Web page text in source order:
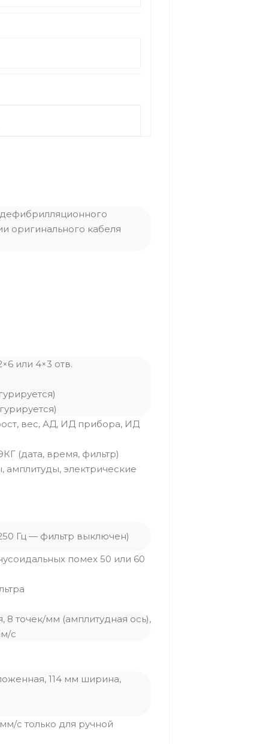
оригинального кабеля
или 4×3 отв.
вес, АД, ИД прибора, ИД
(дата, время, фильтр)
амплитуды, электрические
Гц — фильтр выключен)
помех 50 или 60
точек/мм (амплитудная ось),
с
114 мм ширина,
с только для ручной